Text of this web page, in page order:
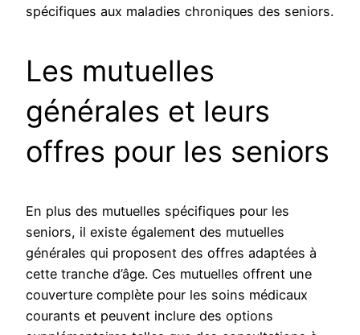
spécifiques aux maladies chroniques des seniors.
Les mutuelles
générales et leurs
offres pour les seniors
En plus des mutuelles spécifiques pour les
seniors, il existe également des mutuelles
générales qui proposent des offres adaptées à
cette tranche d’âge. Ces mutuelles offrent une
couverture complète pour les soins médicaux
courants et peuvent inclure des options